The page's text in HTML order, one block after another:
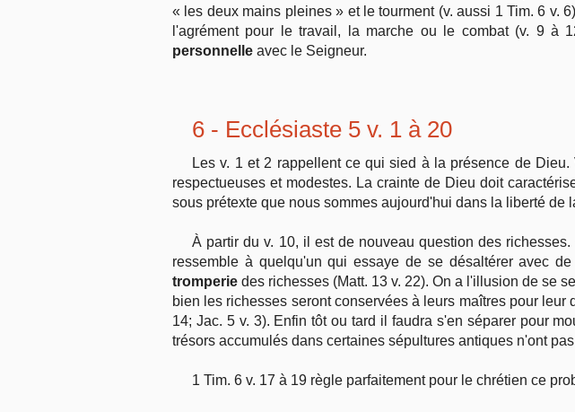
« les deux mains pleines » et le tourment (v. aussi 1 Tim. 6 v.
l'agrément pour le travail, la marche ou le combat (v. 9 à
personnelle avec le Seigneur.
6 - Ecclésiaste 5 v. 1 à 20
Les v. 1 et 2 rappellent ce qui sied à la présence de
respectueuses et modestes. La crainte de Dieu doit
sous prétexte que nous sommes aujourd'hui dans la liberté de
À partir du v. 10, il est de nouveau question des
ressemble à quelqu'un qui essaye de se désaltérer avec
tromperie des richesses (Matt. 13 v. 22). On a l'illusion de se
bien les richesses seront conservées à leurs maîtres pour
14; Jac. 5 v. 3). Enfin tôt ou tard il faudra s'en séparer pour
trésors accumulés dans certaines sépultures antiques n'ont
1 Tim. 6 v. 17 à 19 règle parfaitement pour le chrétien ce